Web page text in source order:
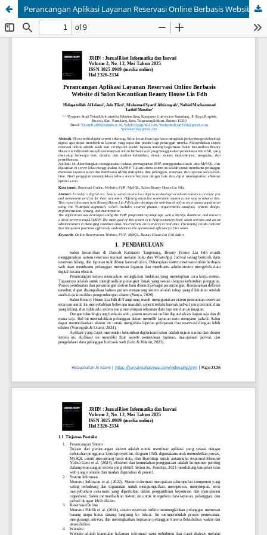
Perancangan Aplikasi Layanan Reservasi Online Berbasis Website di Salon Kecantikan Beauty House Lia Fdh